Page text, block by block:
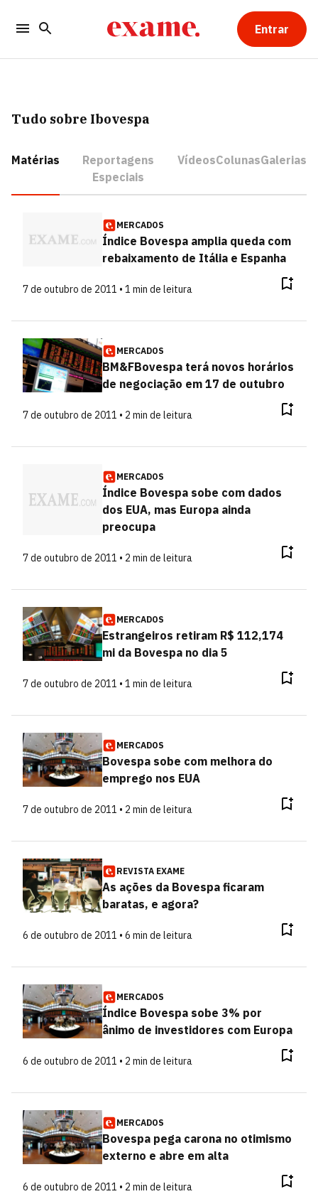
Entrar
Tudo sobre Ibovespa
Matérias
Reportagens
Especiais
VídeosColunasGalerias
MERCADOS
Índice Bovespa amplia queda com
rebaixamento de Itália e Espanha
7 de outubro de 2011 • 1 min de leitura
MERCADOS
BM&FBovespa terá novos horários
de negociação em 17 de outubro
7 de outubro de 2011 • 2 min de leitura
MERCADOS
Índice Bovespa sobe com dados
dos EUA, mas Europa ainda
preocupa
7 de outubro de 2011 • 2 min de leitura
MERCADOS
Estrangeiros retiram R$ 112,174
mi da Bovespa no dia 5
7 de outubro de 2011 • 1 min de leitura
MERCADOS
Bovespa sobe com melhora do
emprego nos EUA
7 de outubro de 2011 • 2 min de leitura
REVISTA EXAME
As ações da Bovespa ficaram
baratas, e agora?
6 de outubro de 2011 • 6 min de leitura
MERCADOS
Índice Bovespa sobe 3% por
ânimo de investidores com Europa
6 de outubro de 2011 • 2 min de leitura
MERCADOS
Bovespa pega carona no otimismo
externo e abre em alta
6 de outubro de 2011 • 2 min de leitura